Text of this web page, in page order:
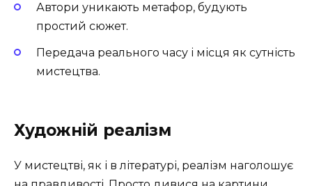
Автори уникають метафор, будують
простий сюжет.
Передача реального часу і місця як сутність
мистецтва.
Художній реалізм
У мистецтві, як і в літературі, реалізм наголошує